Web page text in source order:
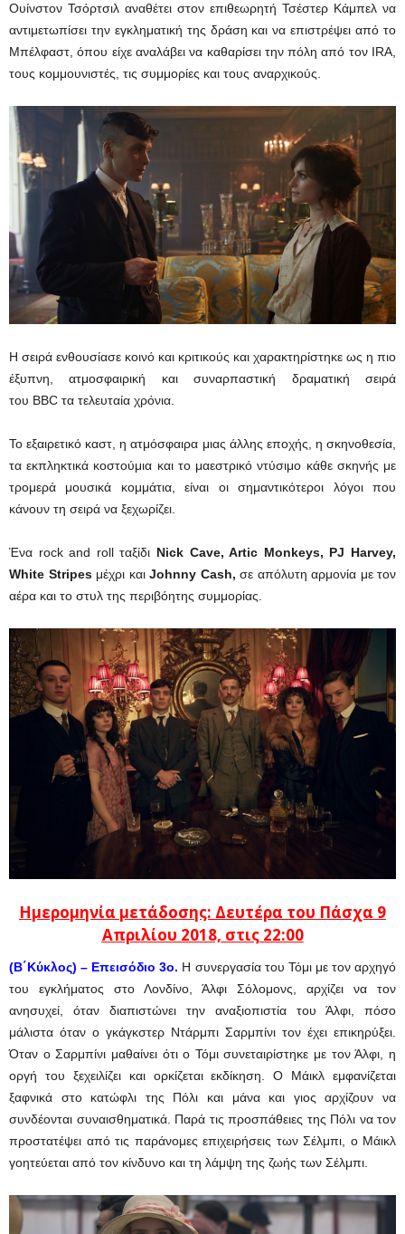
Ουίνστον Τσόρτσιλ αναθέτει στον επιθεωρητή Τσέστερ Κάμπελ να
αντιμετωπίσει την εγκληματική της δράση και να επιστρέψει από το
Μπέλφαστ, όπου είχε αναλάβει να καθαρίσει την πόλη από τον IRA,
τους κομμουνιστές, τις συμμορίες και τους αναρχικούς.
Η σειρά ενθουσίασε κοινό και κριτικούς και χαρακτηρίστηκε ως η πιο
έξυπνη, ατμοσφαιρική και συναρπαστική δραματική σειρά
του BBC τα τελευταία χρόνια.
Το εξαιρετικό καστ, η ατμόσφαιρα μιας άλλης εποχής, η σκηνοθεσία,
τα εκπληκτικά κοστούμια και το μαεστρικό ντύσιμο κάθε σκηνής με
τρομερά μουσικά κομμάτια, είναι οι σημαντικότεροι λόγοι που
κάνουν τη σειρά να ξεχωρίζει.
Ένα rock and roll ταξίδι Nick Cave, Artic Monkeys, PJ Harvey,
White Stripesμέχρι και Johnny Cash, σε απόλυτη αρμονία με τον
αέρα και το στυλ της περιβόητης συμμορίας.
Ημερομηνία μετάδοσης: Δευτέρα του Πάσχα 9
Απριλίου 2018, στις 22:00
(Β΄Κύκλος) – Επεισόδιο 3ο. Η συνεργασία του Τόμι με τον αρχηγό
του εγκλήματος στο Λονδίνο, Άλφι Σόλομονς, αρχίζει να τον
ανησυχεί, όταν διαπιστώνει την αναξιοπιστία του Άλφι, πόσο
μάλιστα όταν ο γκάγκστερ Ντάρμπι Σαρμπίνι τον έχει επικηρύξει.
Όταν ο Σαρμπίνι μαθαίνει ότι ο Τόμι συνεταιρίστηκε με τον Άλφι, η
οργή του ξεχειλίζει και ορκίζεται εκδίκηση. Ο Μάικλ εμφανίζεται
ξαφνικά στο κατώφλι της Πόλι και μάνα και γιος αρχίζουν να
συνδέονται συναισθηματικά. Παρά τις προσπάθειες της Πόλι να τον
προστατέψει από τις παράνομες επιχειρήσεις των Σέλμπι, ο Μάικλ
γοητεύεται από τον κίνδυνο και τη λάμψη της ζωής των Σέλμπι.